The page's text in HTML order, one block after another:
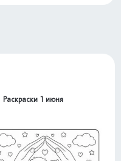
Раскраски 1 июня